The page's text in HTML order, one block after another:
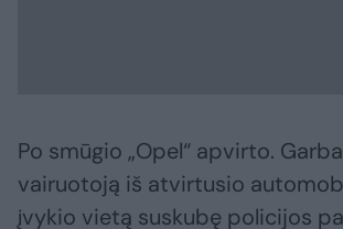
Po smūgio „Opel“ apvirto.
vairuotoją iš atvirtusio
įvykio vietą suskubę policijos